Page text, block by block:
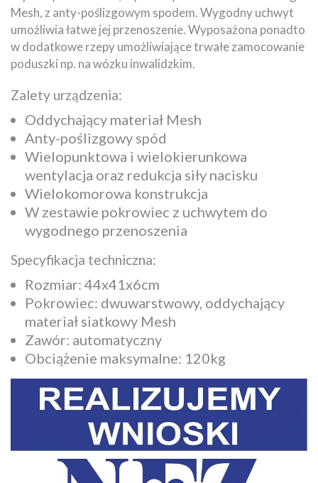
Mesh, z anty-poślizgowym spodem. Wygodny uchwyt
umożliwia łatwe jej przenoszenie. Wyposażona ponadto
w dodatkowe rzepy umożliwiające trwałe zamocowanie
poduszki np. na wózku inwalidzkim.
Zalety urządzenia:
Oddychający materiał Mesh
Anty-poślizgowy spód
Wielopunktowa i wielokierunkowa
wentylacja oraz redukcja siły nacisku
Wielokomorowa konstrukcja
W zestawie pokrowiec z uchwytem do
wygodnego przenoszenia
Specyfikacja techniczna:
Rozmiar: 44x41x6cm
Pokrowiec: dwuwarstwowy, oddychający
materiał siatkowy Mesh
Zawór: automatyczny
Obciążenie maksymalne: 120kg